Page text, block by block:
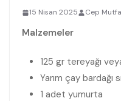
15 Nisan 2025 Cep
Malzemeler
125 gr tereyağı
Yarım çay bardağı
1 adet yumurta